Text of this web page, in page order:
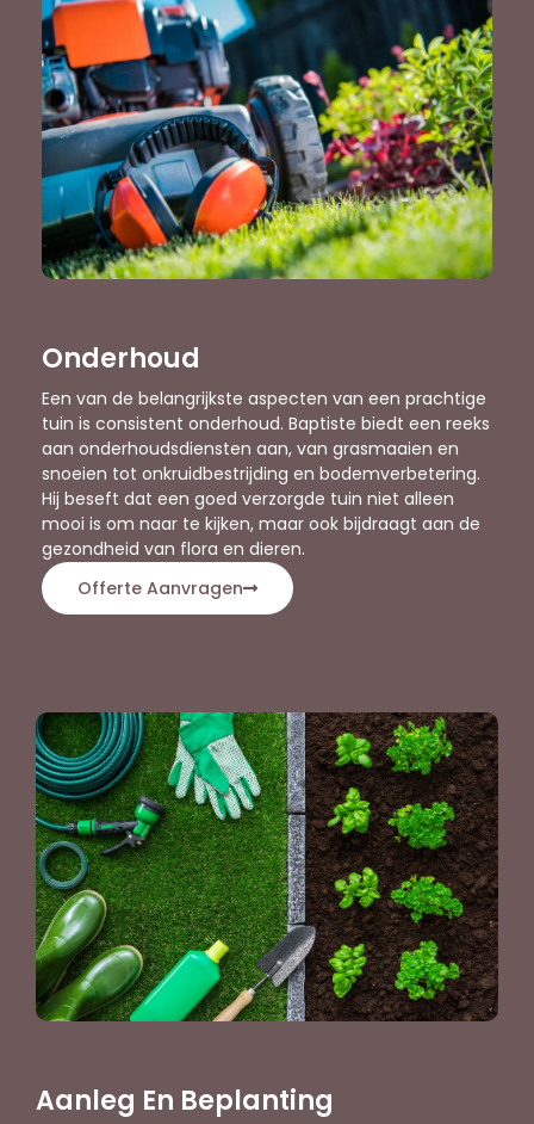
Onderhoud
Een van de belangrijkste aspecten van een prachtige
tuin is consistent onderhoud. Baptiste biedt een reeks
aan onderhoudsdiensten aan, van grasmaaien en
snoeien tot onkruidbestrijding en bodemverbetering.
Hij beseft dat een goed verzorgde tuin niet alleen
mooi is om naar te kijken, maar ook bijdraagt aan de
gezondheid van flora en dieren.
Offerte Aanvragen
Aanleg En Beplanting